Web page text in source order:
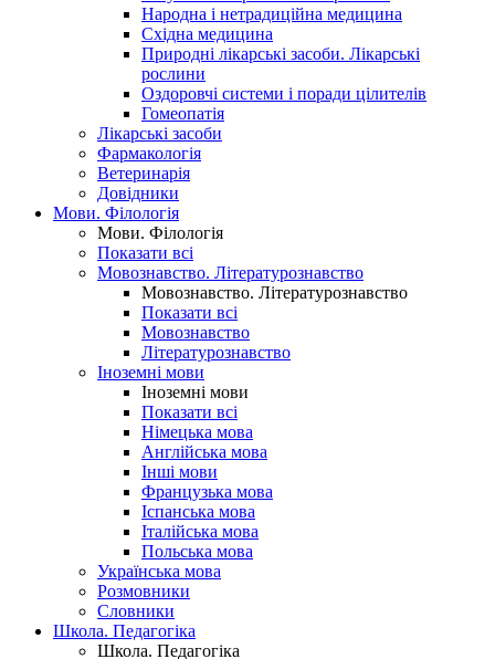
Народна і нетрадиційна медицина
Східна медицина
Природні лікарські засоби. Лікарські
рослини
Оздоровчі системи і поради цілителів
Гомеопатія
Лікарські засоби
Фармакологія
Ветеринарія
Довідники
Мови. Філологія
Мови. Філологія
Показати всі
Мовознавство. Літературознавство
Мовознавство. Літературознавство
Показати всі
Мовознавство
Літературознавство
Іноземні мови
Іноземні мови
Показати всі
Німецька мова
Англійська мова
Інші мови
Французька мова
Іспанська мова
Італійська мова
Польська мова
Українська мова
Розмовники
Словники
Школа. Педагогіка
Школа. Педагогіка